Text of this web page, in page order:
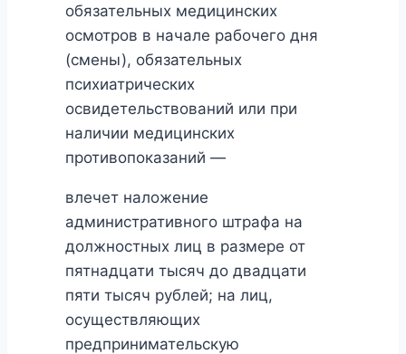
обязательных медицинских
осмотров в начале рабочего дня
(смены), обязательных
психиатрических
освидетельствований или при
наличии медицинских
противопоказаний —
влечет наложение
административного штрафа на
должностных лиц в размере от
пятнадцати тысяч до двадцати
пяти тысяч рублей; на лиц,
осуществляющих
предпринимательскую